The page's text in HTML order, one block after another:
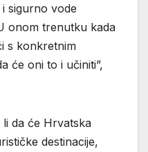
sigurno vode
onom trenutku kada
s konkretnim
će oni to i učiniti”,
da će Hrvatska
destinacije,